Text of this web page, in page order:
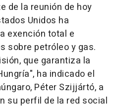
de la reunión de hoy
Unidos ha
exención total e
sobre petróleo y gas.
que garantiza la
ha indicado el
Péter Szijjártó, a
su perfil de la red social